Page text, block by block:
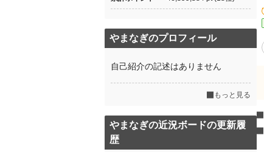
やまなぎのプロフィール
自己紹介の記述はありません
もっと見る
やまなぎの近況ボードの更新履
歴